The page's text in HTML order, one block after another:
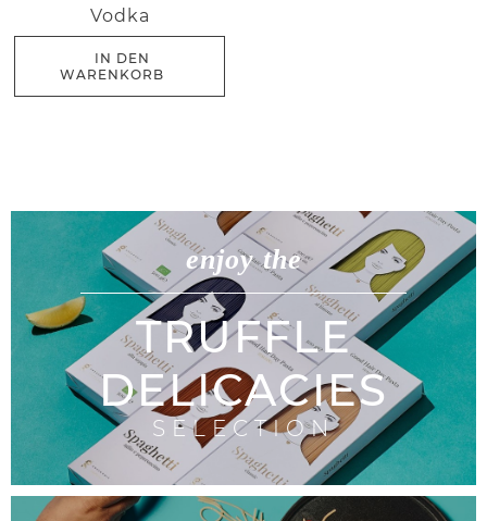
Vodka
IN DEN
WARENKORB
enjoy the
TRUFFLE
DELICACIES
SELECTION